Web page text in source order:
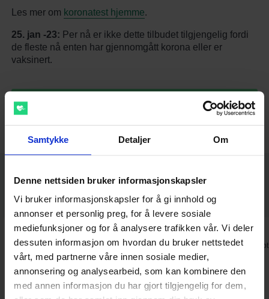
Samtykke Detaljer Om
Denne nettsiden bruker informasjonskapsler
Vi bruker informasjonskapsler for å gi innhold og
annonser et personlig preg, for å levere sosiale
mediefunksjoner og for å analysere trafikken vår. Vi deler
dessuten informasjon om hvordan du bruker nettstedet
vårt, med partnerne våre innen sosiale medier,
annonsering og analysearbeid, som kan kombinere den
med annen informasjon du har gjort tilgjengelig for dem,
Les mer om koronatest hjemme.
25. jan -23: Per nå er ikke dette tilbudet tilgjengelig fordi
de fleste nå enten har gjennomgått korona eller er
vaksinert.
Siden 2014 har flere tusen pasienter
gitt oss 5/5 ⭐️
⭐⭐⭐⭐⭐
Fin og oversiktlig nettside, lett å
sende inn forespørsel, raskt svar
og enkel betalingsløsning.
⭐⭐⭐⭐⭐
Fantastisk. Gikk raskt å få